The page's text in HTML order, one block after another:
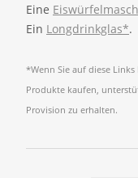
Eine
Ein Longdrinkglas*.
*Wenn Sie auf diese
Produkte kaufen,
Provision zu erhalten.